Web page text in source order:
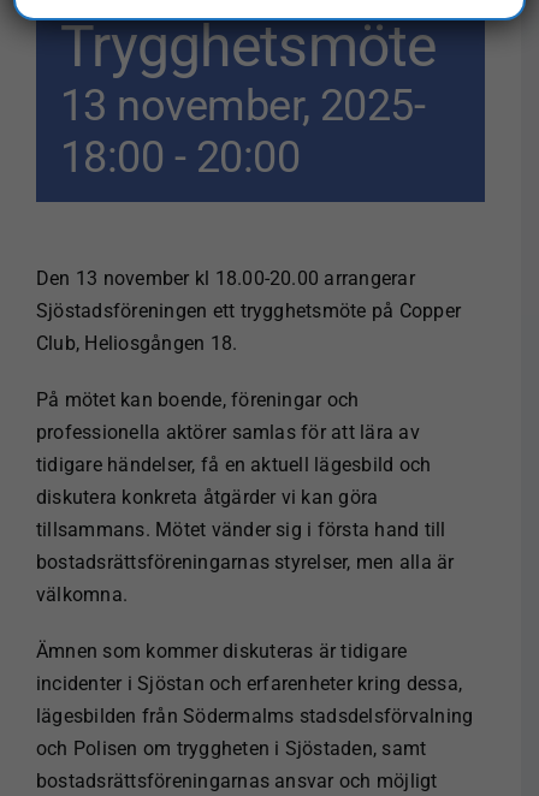
Trygghetsmöte
13 november, 2025-
18:00 - 20:00
Den 13 november kl 18.00-20.00 arrangerar
Sjöstadsföreningen ett trygghetsmöte på Copper
Club, Heliosgången 18.
På mötet kan boende, föreningar och
professionella aktörer samlas för att lära av
tidigare händelser, få en aktuell lägesbild och
diskutera konkreta åtgärder vi kan göra
tillsammans. Mötet vänder sig i första hand till
bostadsrättsföreningarnas styrelser, men alla är
välkomna.
Ämnen som kommer diskuteras är tidigare
incidenter i Sjöstan och erfarenheter kring dessa,
lägesbilden från Södermalms stadsdelsförvalning
och Polisen om tryggheten i Sjöstaden, samt
bostadsrättsföreningarnas ansvar och möjligt